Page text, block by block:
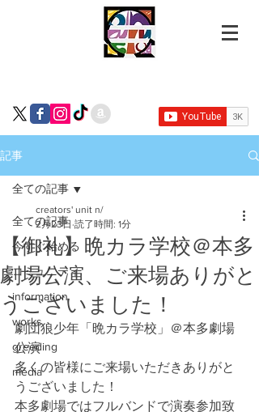
記事
全ての記事
今すぐ始める
コミュニティ
information
works
greeding
media
全ての記事
【御礼】晩カラ学校＠本多
劇場公演、ご来場ありがと
うございました！
creators' unit n/
2月23日 読了時間: 1分
劇団狼少年「晩カラ学校」＠本多劇場
公演
多くの皆様にご来場いただきありがと
うございました！
本多劇場ではフルバンドで演奏参加致